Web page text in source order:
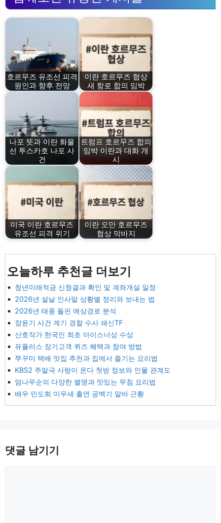
호르무즈 유조선 피격
원인과 향후 전망
이란 호르무즈 협상
새 항로 합의 임박
나포 뜻과 이란 화물
선 투스카호 나포 사
건
트럼프 호르무즈 합의
임박 이란과 대화 개
시
미국 이란 호르무즈
유조선 피격 위기
이란 오만 호르무즈
협상 막바지
오늘하루 추천글 더보기
청년미래적금 신청결과 확인 및 계좌개설 일정
2026년 설날 인사말 상황별 정리와 보내는 법
2026년 태풍 돌핀 예상경로 분석
장윤기 사건 계기 경찰 수사 쇄신TF
산호작가 한국인 최초 아이스너상 수상
유플러스 장기고객 퀴즈 혜택과 참여 방법
쭈꾸미 택배 맛집 추천과 집에서 즐기는 요리법
KBS2 주말극 사랑이 온다 첫방 정보와 인물 관계도
엄나무순의 다양한 별명과 맛있는 무침 요리법
배우 민도희 미우새 출연 공백기 알바 근황
댓글 남기기